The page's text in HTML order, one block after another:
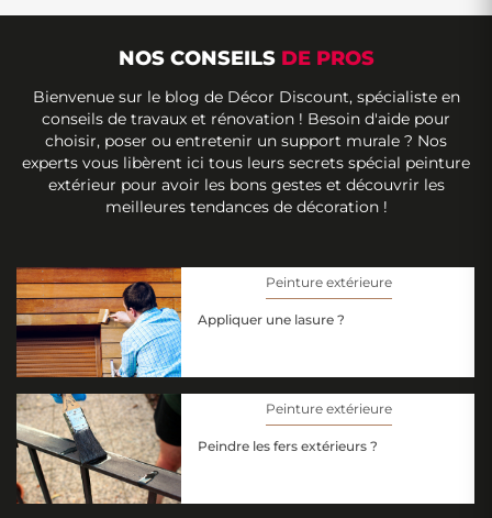
NOS CONSEILS DE PROS
Bienvenue sur le blog de Décor Discount, spécialiste en
conseils de travaux et rénovation ! Besoin d'aide pour
choisir, poser ou entretenir un support murale ? Nos
experts vous libèrent ici tous leurs secrets spécial peinture
extérieur pour avoir les bons gestes et découvrir les
meilleures tendances de décoration !
Peinture extérieure
Appliquer une lasure ?
Peinture extérieure
Peindre les fers extérieurs ?